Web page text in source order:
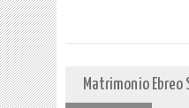
Matrimonio Ebreo